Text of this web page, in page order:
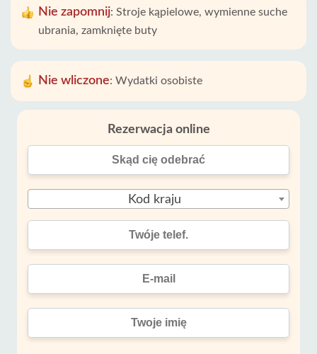
Nie zapomnij: Stroje kąpielowe, wymienne suche
ubrania, zamknięte buty
Nie wliczone: Wydatki osobiste
Rezerwacja online
Kod kraju